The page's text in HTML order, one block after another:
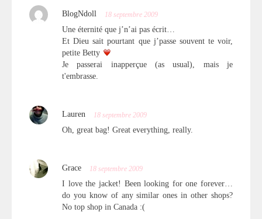
BlogNdoll 18 septembre 2009
Une éternité que j’n’ai pas écrit…
Et Dieu sait pourtant que j’passe souvent te voir,
petite Betty
Je passerai inapperçue (as usual), mais je
t'embrasse.
Lauren 18 septembre 2009
Oh, great bag! Great everything, really.
Grace 18 septembre 2009
I love the jacket! Been looking for one forever…
do you know of any similar ones in other shops?
No top shop in Canada :(